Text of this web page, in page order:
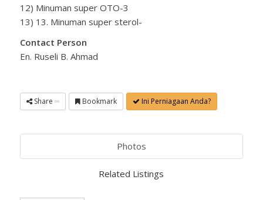
12) Minuman super OTO-3
13) 13. Minuman super sterol-
Contact Person
En. Ruseli B. Ahmad
Share Bookmark Ini Perniagaan Anda?
Photos
Related Listings